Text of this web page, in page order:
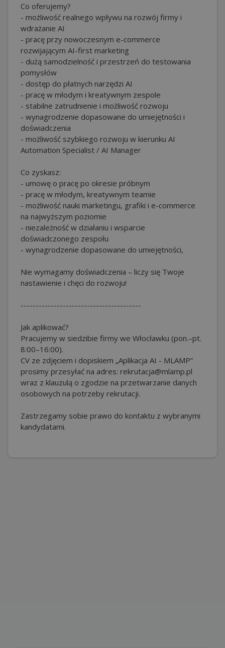
Co oferujemy?
- możliwość realnego wpływu na rozwój firmy i
wdrażanie AI
- pracę przy nowoczesnym e-commerce
rozwijającym AI-first marketing
- dużą samodzielność i przestrzeń do testowania
pomysłów
- dostęp do płatnych narzędzi AI
- pracę w młodym i kreatywnym zespole
- stabilne zatrudnienie i możliwość rozwoju
- wynagrodzenie dopasowane do umiejętności i
doświadczenia
- możliwość szybkiego rozwoju w kierunku AI
Automation Specialist / AI Manager
Co zyskasz:
- umowę o pracę po okresie próbnym
- pracę w młodym, kreatywnym teamie
- możliwość nauki marketingu, grafiki i e-commerce
na najwyższym poziomie
- niezależność w działaniu i wsparcie
doświadczonego zespołu
- wynagrodzenie dopasowane do umiejętności,
Nie wymagamy doświadczenia – liczy się Twoje
nastawienie i chęci do rozwoju!
----------------------------------------
Jak aplikować?
Pracujemy w siedzibie firmy we Włocławku (pon.–pt.
8:00–16:00).
CV ze zdjęciem i dopiskiem „Aplikacja AI - MLAMP”
prosimy przesyłać na adres: rekrutacja@mlamp.pl
wraz z klauzulą o zgodzie na przetwarzanie danych
osobowych na potrzeby rekrutacji.
Zastrzegamy sobie prawo do kontaktu z wybranymi
kandydatami.